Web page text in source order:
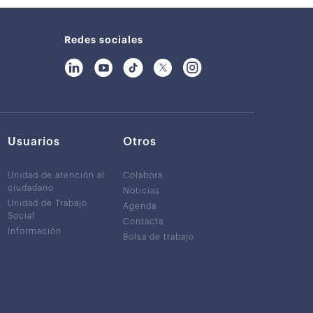
Redes sociales
Usuarios
Unidad de atención al
ciudadano
Unidad de Trabajo
Social
Información
Otros
Colabora
Noticias
Agenda
Contacta
Bolsa de trabajo